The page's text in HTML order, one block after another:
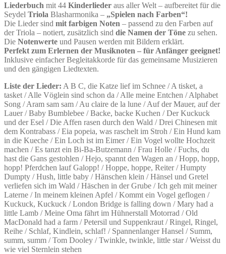
Liederbuch mit 44 Kinderlieder aus aller Welt – aufbereitet für die
Seydel Triola Blasharmonika – „Spielen nach Farben“!
Die Lieder sind mit farbigen Noten – passend zu den Farben auf
der Triola – notiert, zusätzlich sind die Namen der Töne zu sehen.
Die Notenwerte und Pausen werden mit Bildern erklärt.
Perfekt zum Erlernen der Musiknoten – für Anfänger geeignet!
Inklusive einfacher Begleitakkorde für das gemeinsame Musizieren
und den gängigen Liedtexten.
Liste der Lieder: A B C, die Katze lief im Schnee / A tisket, a
tasket / Alle Vöglein sind schon da / Alle meine Entchen / Alphabet
Song / Aram sam sam / Au claire de la lune / Auf der Mauer, auf der
Lauer / Baby Bumblebee / Backe, backe Kuchen / Der Kuckuck
und der Esel / Die Affen rasen durch den Wald / Drei Chinesen mit
dem Kontrabass / Eia popeia, was raschelt im Stroh / Ein Hund kam
in die Kueche / Ein Loch ist im Eimer / Ein Vogel wollte Hochzeit
machen / Es tanzt ein Bi-Ba-Butzemann / Frau Holle / Fuchs, du
hast die Gans gestohlen / Hejo, spannt den Wagen an / Hopp, hopp,
hopp! Pferdchen lauf Galopp! / Hoppe, hoppe, Reiter / Humpty
Dumpty / Hush, little baby / Hänschen klein / Hänsel und Gretel
verliefen sich im Wald / Häschen in der Grube / Ich geh mit meiner
Laterne / In meinem kleinen Apfel / Kommt ein Vogel geflogen /
Kuckuck, Kuckuck / London Bridge is falling down / Mary had a
little Lamb / Meine Oma fährt im Hühnerstall Motorrad / Old
MacDonald had a farm / Petersil und Suppenkraut / Ringel, Ringel,
Reihe / Schlaf, Kindlein, schlaf! / Spannenlanger Hansel / Summ,
summ, summ / Tom Dooley / Twinkle, twinkle, little star / Weisst du
wie viel Sternlein stehen